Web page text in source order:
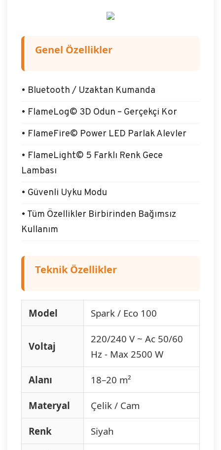
Genel Özellikler
• Bluetooth / Uzaktan Kumanda
• FlameLog© 3D Odun – Gerçekçi Kor
• FlameFire© Power LED Parlak Alevler
• FlameLight© 5 Farklı Renk Gece
Lambası
• Güvenli Uyku Modu
• Tüm Özellikler Birbirinden Bağımsız
Kullanım
Teknik Özellikler
Model Spark / Eco 100
Voltaj
220/240 V ~ Ac 50/60
Hz - Max 2500 W
Alanı 18–20 m²
Materyal Çelik / Cam
Renk Siyah